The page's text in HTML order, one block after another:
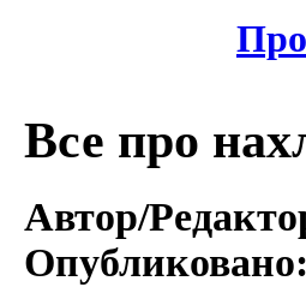
Все про
Автор/